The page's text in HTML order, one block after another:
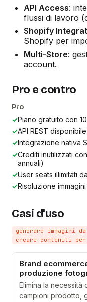
API Access:
flussi di lavoro
Shopify
Shopify per
Multi-Store:
account.
Pro e contro
Pro
✓Piano gratuito con
✓API REST
✓Integrazione nativa
✓Crediti inutilizzati
annuali)
✓User seats illimitati
✓Risoluzione
Casi d'uso
generare immagini
creare contenuti
Brand
produzione
Elimina la
campioni prodotto,